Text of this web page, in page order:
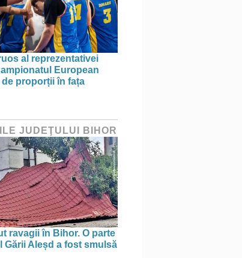
al reprezentativei
European
de proporții în fața
JUDEŢULUI BIHOR
ravagii în Bihor. O parte
Gării Aleșd a fost smulsă